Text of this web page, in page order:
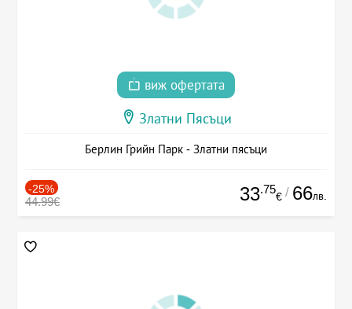
виж офертата
Златни Пясъци
Берлин Грийн Парк - Златни пясъци
-25%
44.99€ 33.75
€ / 66лв.